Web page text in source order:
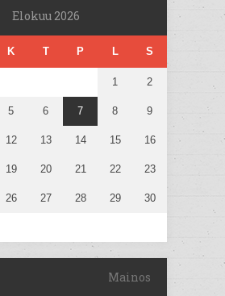
Elokuu 2026
K T P L S
1 2
5 6 7 8 9
12 13 14 15 16
19 20 21 22 23
26 27 28 29 30
Mainos